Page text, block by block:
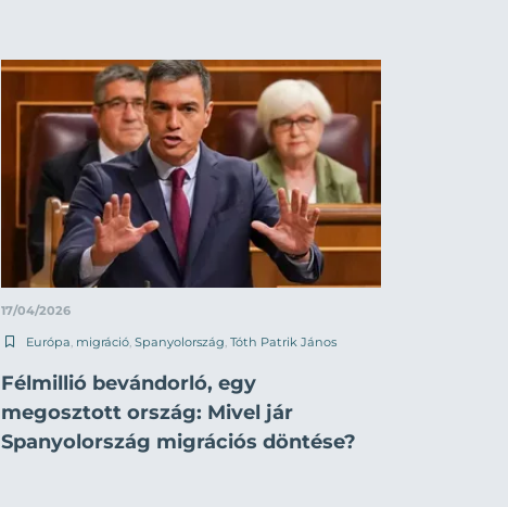
17/04/2026
Európa migráció Spanyolország Tóth Patrik János
Félmillió bevándorló, egy
megosztott ország: Mivel jár
Spanyolország migrációs döntése?